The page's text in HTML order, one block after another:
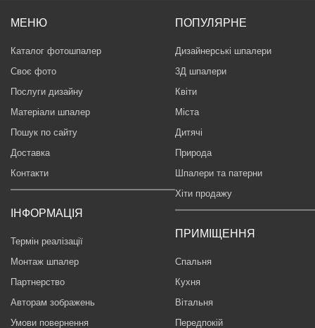
МЕНЮ
Каталог фотошпалер
Своє фото
Послуги дизайну
Матеріали шпалер
Пошук по сайту
Доставка
Контакти
ІНФОРМАЦІЯ
Термін реалізації
Монтаж шпалер
Партнерство
Авторам зображень
Умови повернення
ПОПУЛЯРНЕ
Дизайнерські шпалери
3Д шпалери
Квіти
Міста
Дитячі
Природа
Шпалери та патерни
Хіти продажу
ПРИМІЩЕННЯ
Спальня
Кухня
Вітальня
Передпокій